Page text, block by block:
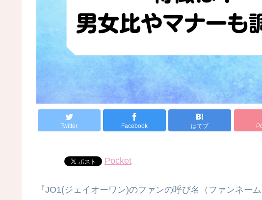
Twitter Facebook はてブ
Pocket
『JO1(ジェイオーワン)のファンの呼び名（ファンネー